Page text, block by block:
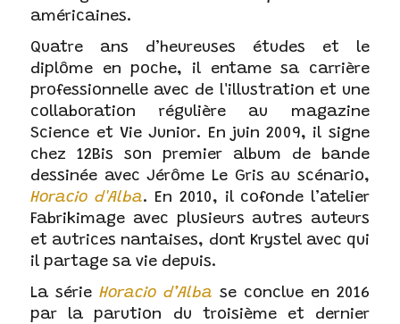
américaines.
Quatre ans d’heureuses études et le
diplôme en poche, il entame sa carrière
professionnelle avec de l'illustration et une
collaboration régulière au magazine
Science et Vie Junior. En juin 2009, il signe
chez 12Bis son premier album de bande
dessinée avec Jérôme Le Gris au scénario,
Horacio d'Alba. En 2010, il cofonde l’atelier
Fabrikimage avec plusieurs autres auteurs
et autrices nantaises, dont Krystel avec qui
il partage sa vie depuis.
La sérieHoracio d’Alba se conclue en 2016
par la parution du troisième et dernier